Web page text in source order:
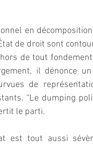
en
de droit sont
de tout
il dénonce
de
“Le dumping
le parti.
est tout aussi